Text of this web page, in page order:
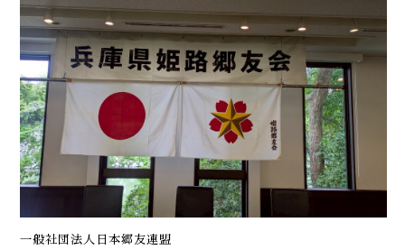
一般社団法人日本郷友連盟